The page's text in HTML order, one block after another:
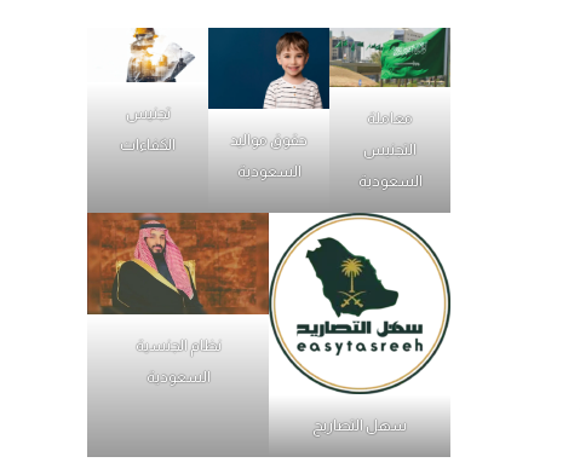
معاملة
التجنيس
السعودية
حقوق مواليد
السعودية
تجنيس
الكفاءات
سهل التصاريح
نظام الجنسية
السعودية